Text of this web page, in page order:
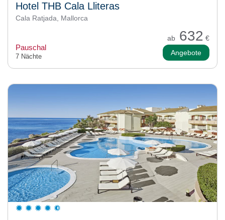
Hotel THB Cala Lliteras
Cala Ratjada, Mallorca
ab 632 €
Pauschal
7 Nächte Angebote